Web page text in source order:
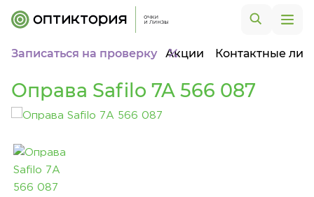
Записаться на проверку Акции Контактные
Оправа Safilo 7A 566 087